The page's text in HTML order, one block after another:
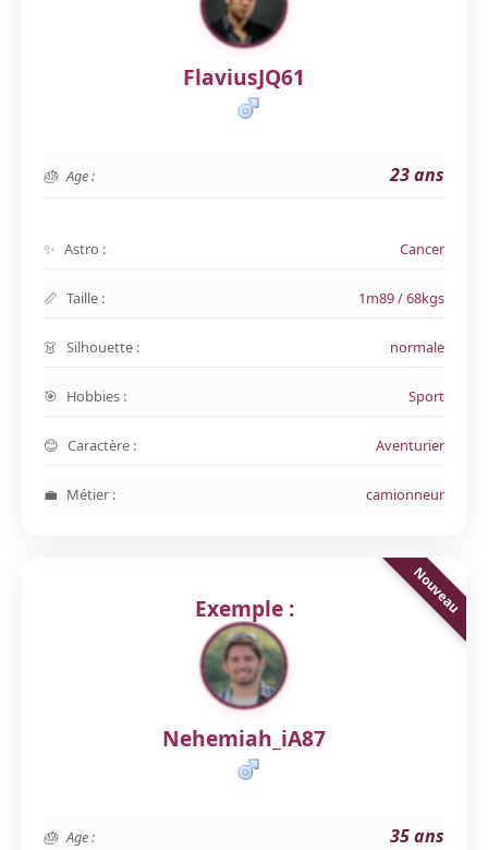
FlaviusJQ61
Age : 23 ans
Astro : Cancer
Taille : 1m89 / 68kgs
Silhouette : normale
Hobbies : Sport
Caractère : Aventurier
Métier : camionneur
Exemple :
Nehemiah_iA87
Age : 35 ans